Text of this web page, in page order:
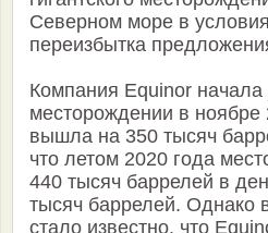
Северном море в
переизбытка
Компания Equinor
месторождении в ноябре
вышла на 350 тысяч
что летом 2020 года
440 тысяч баррелей в
тысяч баррелей. Однако
стало известно, что